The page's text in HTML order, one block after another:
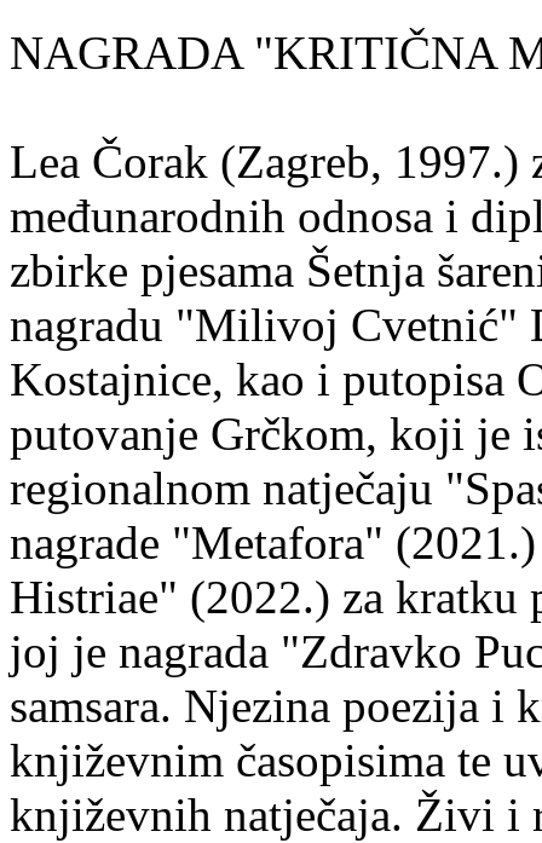
NAGRADA "KRITIČNA
Lea Čorak (Zagreb,
međunarodnih odnosa i
zbirke pjesama Šetnja
nagradu "Milivoj Cvetnić"
Kostajnice, kao i putopisa
putovanje Grčkom, koji je
regionalnom natječaju
nagrade "Metafora"
Histriae" (2022.) za kratku
joj je nagrada "Zdravko
samsara. Njezina poezija i
književnim časopisima te
književnih natječaja. Živi i